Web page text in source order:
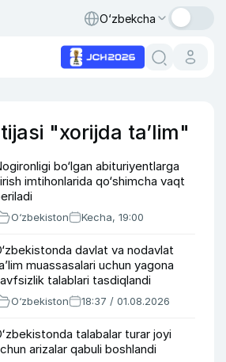
O‘zbekcha
"xorijda ta’lim"
bo‘lgan abituriyentlarga
imtihonlarida qo‘shimcha vaqt
O‘zbekiston Kecha, 19:00
davlat va nodavlat
muassasalari uchun yagona
talablari tasdiqlandi
O‘zbekiston 18:37 / 01.08.2026
talabalar turar joyi
arizalar qabuli boshlandi